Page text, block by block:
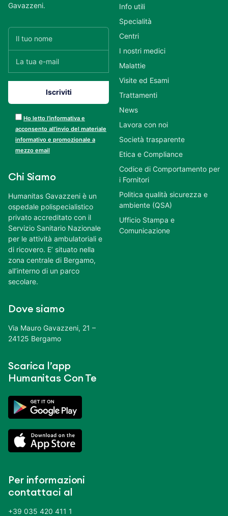
Gavazzeni.
Ho letto l’informativa e
acconsento all’invio del materiale
informativo e promozionale a
mezzo email
Chi Siamo
Humanitas Gavazzeni è un
ospedale polispecialistico
privato accreditato con il
Servizio Sanitario Nazionale
per le attività ambulatoriali e
di ricovero. E’ situato nella
zona centrale di Bergamo,
all’interno di un parco
secolare.
Dove siamo
Via Mauro Gavazzeni, 21 –
24125 Bergamo
Scarica l’app
Humanitas Con Te
Per informazioni
contattaci al
+39 035 420 411 1
Info utili
Specialità
Centri
I nostri medici
Malattie
Visite ed Esami
Trattamenti
News
Lavora con noi
Società trasparente
Etica e Compliance
Codice di Comportamento per
i Fornitori
Politica qualità sicurezza e
ambiente (QSA)
Ufficio Stampa e
Comunicazione